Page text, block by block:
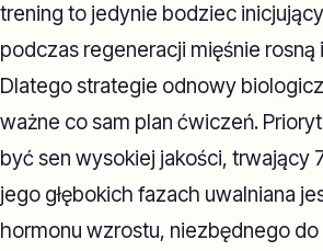
trening to jedynie bodziec
podczas regeneracji mięśnie rosną
Dlatego strategie odnowy
ważne co sam plan ćwiczeń.
być sen wysokiej jakości, trwający
jego głębokich fazach uwalniana
hormonu wzrostu, niezbędnego